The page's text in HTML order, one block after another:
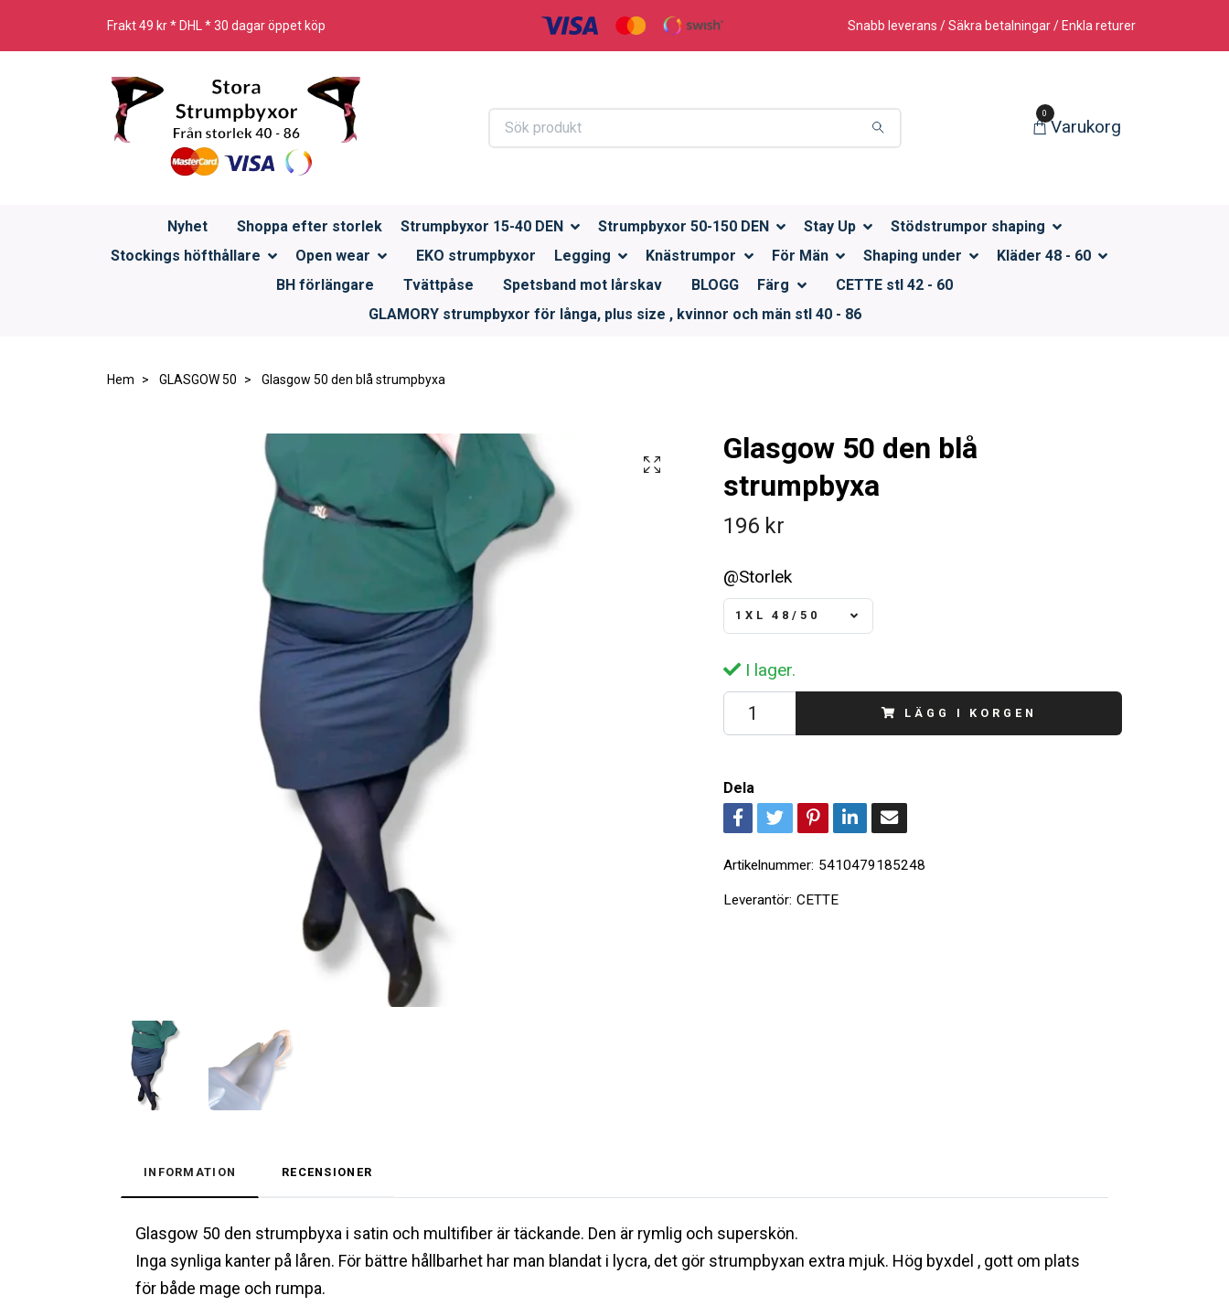
Frakt 49 kr * DHL * 30 dagar öppet köp Snabb leverans / Säkra betalningar / Enkla returer
0
Varukorg
Nyhet Shoppa efter storlek Strumpbyxor 15-40 DEN Strumpbyxor 50-150 DEN Stay Up
Stödstrumpor shaping
Stockings höfthållare
Open wear EKO strumpbyxor Legging Knästrumpor För Män Shaping under
Kläder 48 - 60
BH förlängare
Tvättpåse Spetsband mot lårskav BLOGG Färg
CETTE stl 42 - 60
GLAMORY strumpbyxor för långa, plus size , kvinnor och män stl 40 - 86
Hem GLASGOW 50 Glasgow 50 den blå strumpbyxa
Glasgow 50 den blå
strumpbyxa
196 kr
@Storlek
1XL 48/50
I lager.
LÄGG I KORGEN
Dela
Artikelnummer: 5410479185248
Leverantör: CETTE
INFORMATION RECENSIONER
Glasgow 50 den strumpbyxa i satin och multifiber är täckande. Den är rymlig och superskön.
Inga synliga kanter på låren. För bättre hållbarhet har man blandat i lycra, det gör strumpbyxan extra mjuk. Hög byxdel , gott om plats
för både mage och rumpa.